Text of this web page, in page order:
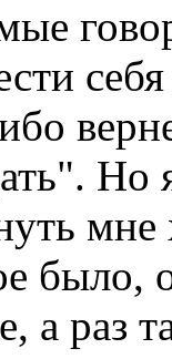
было,
а раз